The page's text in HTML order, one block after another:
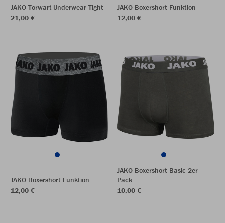
JAKO Torwart-Underwear Tight
21,00 €
JAKO Boxershort Funktion
12,00 €
JAKO Boxershort Funktion
12,00 €
JAKO Boxershort Basic 2er
Pack
10,00 €